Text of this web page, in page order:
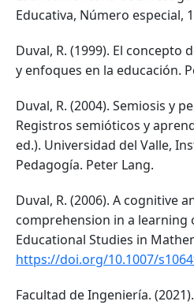
Educativa, Número especial,
Duval, R. (1999). El concepto
y enfoques en la educación.
Duval, R. (2004). Semiosis y
Registros semióticos y
ed.). Universidad del Valle,
Pedagogía. Peter Lang.
Duval, R. (2006). A cognitive
comprehension in a learning
Educational Studies in
https://doi.org/10.1007/
Facultad de Ingeniería.